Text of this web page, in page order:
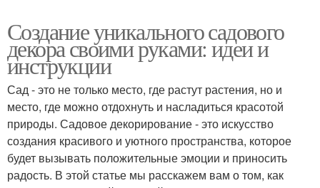
Создание уникального садового
декора своими руками: идеи и
инструкции
Сад - это не только место, где растут растения, но и
место, где можно отдохнуть и насладиться красотой
природы. Садовое декорирование - это искусство
создания красивого и уютного пространства, которое
будет вызывать положительные эмоции и приносить
радость. В этой статье мы расскажем вам о том, как